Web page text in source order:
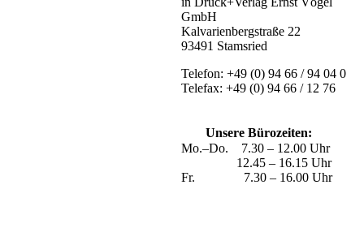
GmbH
Kalvarienbergstraße 22
93491 Stamsried
Telefon: +49 (0) 94 66 / 94 04 0
Telefax: +49 (0) 94 66 / 12 76
Unsere Bürozeiten:
Mo.–Do. 7.30 – 12.00 Uhr
12.45 – 16.15 Uhr
Fr. 7.30 – 16.00 Uhr